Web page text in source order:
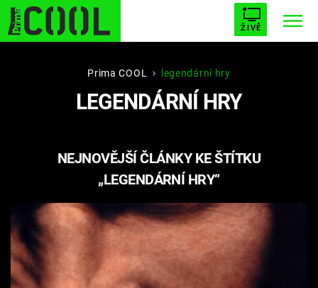
ŽIVĚ
STARHOUSE BUFFY, PŘEMOŽITELKA UPÍRŮ
PLNEJ KOTEL AVENGERS 5
Filmy
Seriály
Prima COOL legendární hry
LEGENDÁRNÍ HRY
NEJNOVĚJŠÍ ČLÁNKY KE ŠTÍTKU
„LEGENDÁRNÍ HRY“